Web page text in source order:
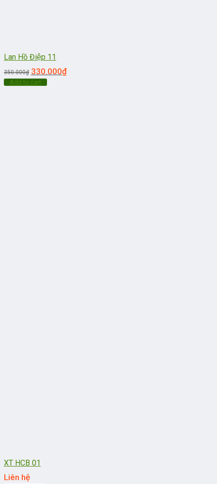
Lan Hồ Điệp 11
350.000₫ 330.000₫
Add to cart
XT HCB 01
Liên hệ